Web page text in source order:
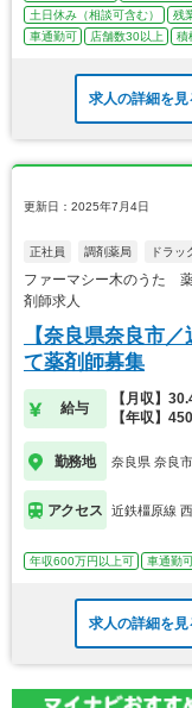
土日休み（相談可含む）
残
車通勤可
店舗数30以上 積
求人の詳細を見
更新日：2025年7月4日
正社員 調剤薬局 ドラッ
ファーマシー木のうた
剤師求人
【奈良県奈良市
て薬剤師募集
給与
【月収】
【年収】
勤務地 奈良県 奈良市
アクセス 近鉄橿原線
年収600万円以上可 車通勤
求人の詳細を見